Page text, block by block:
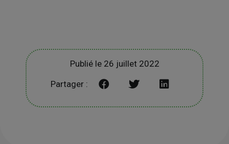
Publié le 26 juillet 2022
Partager :